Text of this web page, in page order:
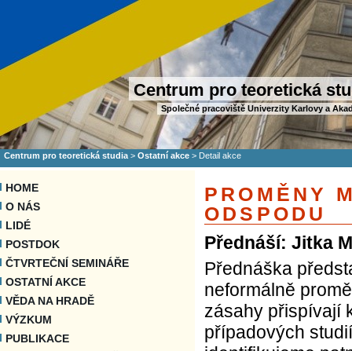
Centrum pro teoretická
Společné pracoviště Univerzity Karlovy a
Centrum pro teoretická studia > Ostatní akce > Detail akce
HOME
O NÁS
LIDÉ
POSTDOK
ČTVRTEČNÍ SEMINÁŘE
OSTATNÍ AKCE
VĚDA NA HRADĚ
VÝZKUM
PUBLIKACE
PROMĚNY
ODSPODU
Přednáší: Jitka
Přednáška
neformálně
zásahy přispívají
případových